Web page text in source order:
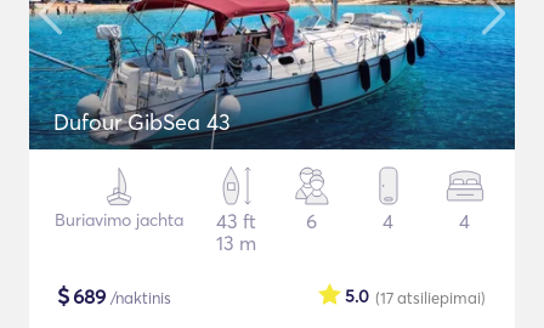
Dufour GibSea 43
Buriavimo jachta
43 ft
13 m
6 4 4
$689 /naktinis (17atsiliepimai)
5.0